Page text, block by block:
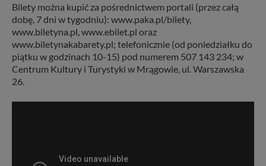
Bilety można kupić za pośrednictwem portali (przez całą
dobę, 7 dni w tygodniu): www.paka.pl/bilety,
www.biletyna.pl, www.ebilet.pl oraz
www.biletynakabarety.pl; telefonicznie (od poniedziałku do
piątku w godzinach 10-15) pod numerem 507 143 234; w
Centrum Kultury i Turystyki w Mrągowie, ul. Warszawska
26.